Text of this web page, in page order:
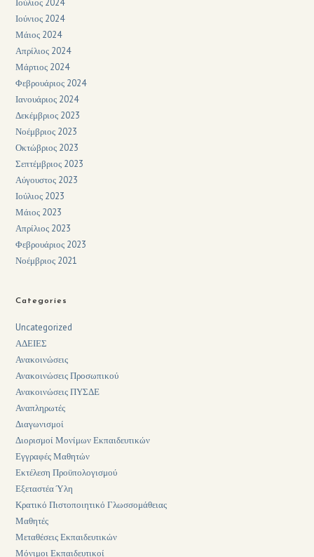
Ιούλιος 2024
Ιούνιος 2024
Μάιος 2024
Απρίλιος 2024
Μάρτιος 2024
Φεβρουάριος 2024
Ιανουάριος 2024
Δεκέμβριος 2023
Νοέμβριος 2023
Οκτώβριος 2023
Σεπτέμβριος 2023
Αύγουστος 2023
Ιούλιος 2023
Μάιος 2023
Απρίλιος 2023
Φεβρουάριος 2023
Νοέμβριος 2021
Categories
Uncategorized
ΑΔΕΙΕΣ
Ανακοινώσεις
Ανακοινώσεις Προσωπικού
Ανακοινώσεις ΠΥΣΔΕ
Αναπληρωτές
Διαγωνισμοί
Διορισμοί Μονίμων Εκπαιδευτικών
Εγγραφές Μαθητών
Εκτέλεση Προϋπολογισμού
Εξεταστέα Ύλη
Κρατικό Πιστοποιητικό Γλωσσομάθειας
Μαθητές
Μεταθέσεις Εκπαιδευτικών
Μόνιμοι Εκπαιδευτικοί